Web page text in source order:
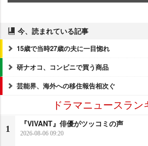
今、読まれている記事
15歳で当時27歳の夫に一目惚れ
研ナオコ、コンビニで買う商品
芸能界、海外への移住報告相次ぐ
ドラマニュースラン
1
『VIVANT』俳優がツッコミの声
2026-08-06 09:20